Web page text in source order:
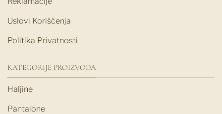
Uslovi Korišćenja
Politika Privatnosti
KATEGORIJE PROIZVODA
Haljine
Pantalone